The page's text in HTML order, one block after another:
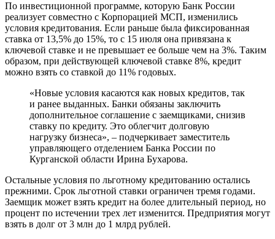
По инвестиционной программе, которую Банк России
реализует совместно с Корпорацией МСП, изменились
условия кредитования. Если раньше была фиксированная
ставка от 13,5% до 15%, то с 15 июля она привязана к
ключевой ставке и не превышает ее больше чем на 3%. Таким
образом, при действующей ключевой ставке 8%, кредит
можно взять со ставкой до 11% годовых.
«Новые условия касаются как новых кредитов, так
и ранее выданных. Банки обязаны заключить
дополнительное соглашение с заемщиками, снизив
ставку по кредиту. Это облегчит долговую
нагрузку бизнеса», – подчеркивает заместитель
управляющего отделением Банка России по
Курганской области Ирина Бухарова.
Остальные условия по льготному кредитованию остались
прежними. Срок льготной ставки ограничен тремя годами.
Заемщик может взять кредит на более длительный период, но
процент по истечении трех лет изменится. Предприятия могут
взять в долг от 3 млн до 1 млрд рублей.